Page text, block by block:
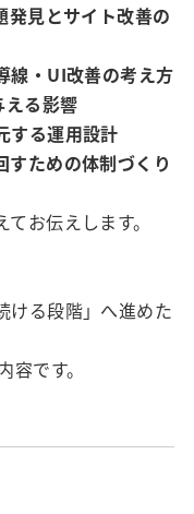
発見とサイト改善の
線・UI改善の考え方
える影響
する運用設計
すための体制づくり
お伝えします。
ける段階」へ進めた
です。